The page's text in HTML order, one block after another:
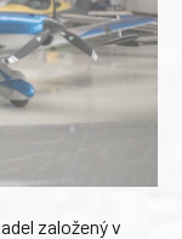
založený v